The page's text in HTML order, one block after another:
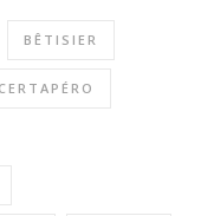
BÊTISIER